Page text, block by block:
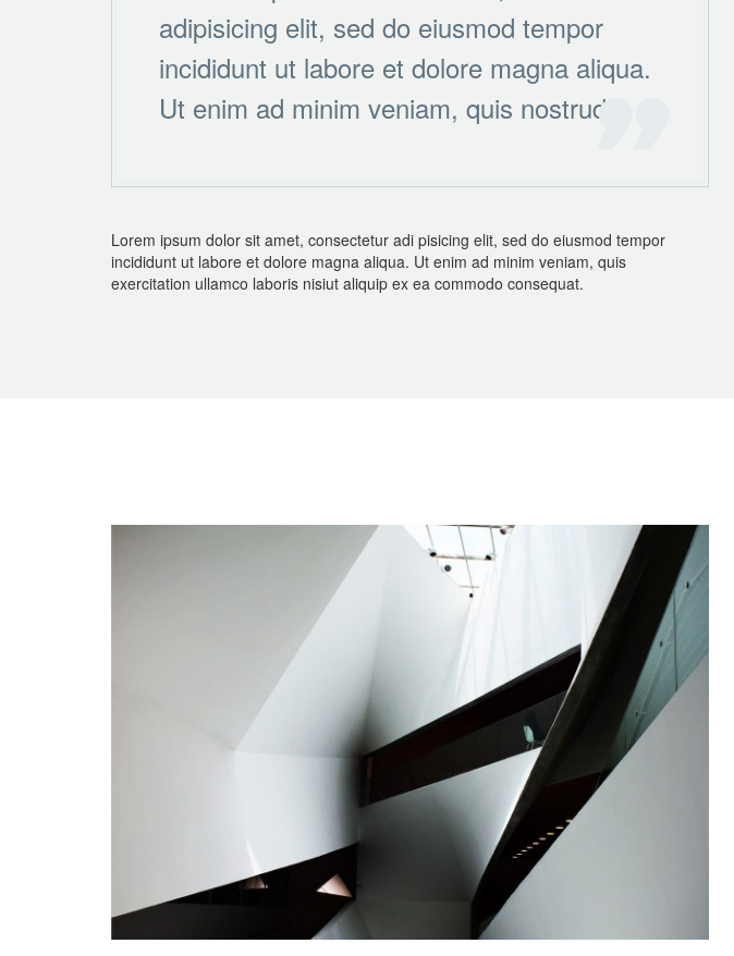
adipisicing elit, sed do eiusmod tempor
incididunt ut labore et dolore magna aliqua.
Ut enim ad minim veniam, quis nostrud
Lorem ipsum dolor sit amet, consectetur adi pisicing elit, sed do eiusmod tempor
incididunt ut labore et dolore magna aliqua. Ut enim ad minim veniam, quis
exercitation ullamco laboris nisiut aliquip ex ea commodo consequat.